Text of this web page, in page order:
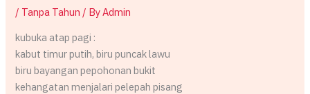
/ Tanpa Tahun / ByAdmin
kubuka atap pagi :
kabut timur putih, biru puncak lawu
biru bayangan pepohonan bukit
kehangatan menjalari pelepah pisang